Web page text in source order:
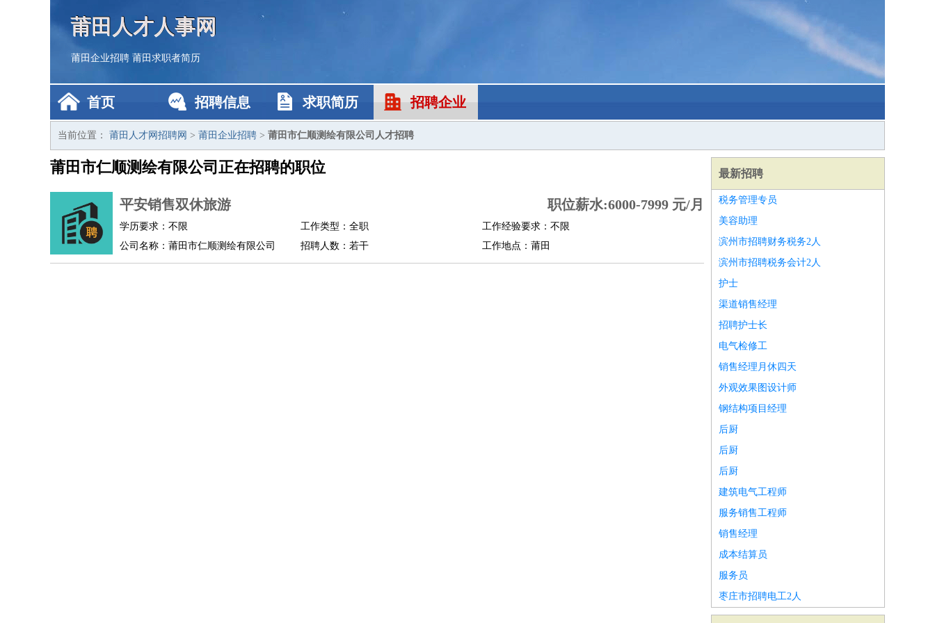
莆田人才人事网
莆田企业招聘 莆田求职者简历
首页 招聘信息 求职简历 招聘企业
当前位置： 莆田人才网招聘网 > 莆田企业招聘 > 莆田市仁顺测绘有限公司人才招聘
莆田市仁顺测绘有限公司正在招聘的职位
平安销售双休旅游 职位薪水:6000-7999 元/月
学历要求：不限 工作类型：全职
工作经验要求：不限
公司名称：莆田市仁顺测绘有限公司
招聘人数：若干 工作地点：莆田
最新招聘
税务管理专员
美容助理
滨州市招聘财务税务2人
滨州市招聘税务会计2人
护士
渠道销售经理
招聘护士长
电气检修工
销售经理月休四天
外观效果图设计师
钢结构项目经理
后厨
后厨
后厨
建筑电气工程师
服务销售工程师
销售经理
成本结算员
服务员
枣庄市招聘电工2人